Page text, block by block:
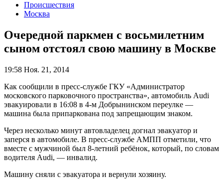
Происшествия
Москва
Очередной паркмен с восьмилетним
сыном отстоял свою машину в Москве
19:58 Ноя. 21, 2014
Как сообщили в пресс-службе ГКУ «Администратор
московского парковочного пространства», автомобиль Audi
эвакуировали в 16:08 в 4-м Добрынинском переулке —
машина была припаркована под запрещающим знаком.
Через несколько минут автовладелец догнал эвакуатор и
заперся в автомобиле. В пресс-службе АМПП отметили, что
вместе с мужчиной был 8-летний ребёнок, который, по словам
водителя Audi, — инвалид.
Машину сняли с эвакуатора и вернули хозяину.